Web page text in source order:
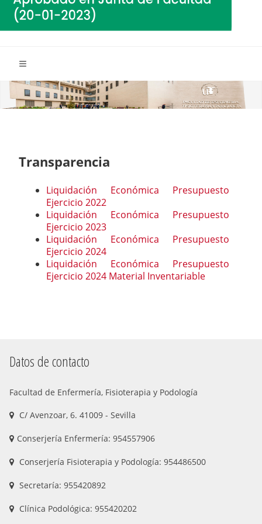
Transparencia
Liquidación Económica Presupuesto
Ejercicio 2022
Liquidación Económica Presupuesto
Ejercicio 2023
Liquidación Económica Presupuesto
Ejercicio 2024
Liquidación Económica Presupuesto
Ejercicio 2024 Material Inventariable
Datos de contacto
Facultad de Enfermería, Fisioterapia y Podología
C/ Avenzoar, 6. 41009 - Sevilla
Conserjería Enfermería: 954557906
Conserjería Fisioterapia y Podología: 954486500
Secretaría: 955420892
Clínica Podológica: 955420202